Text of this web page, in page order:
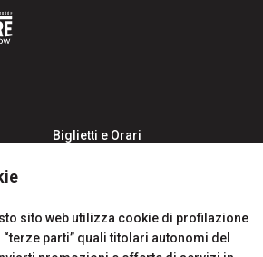
sito web utilizza cookie di profilazione
parti” quali titolari autonomi del
Biglietti e Orari